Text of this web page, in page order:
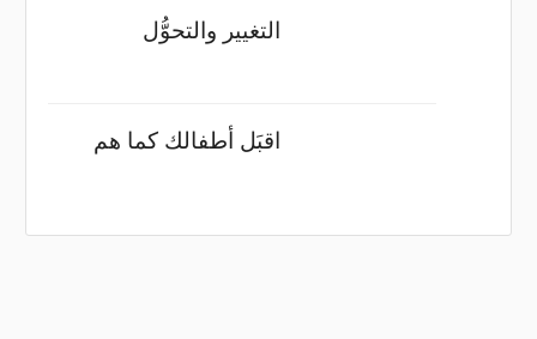
التغيير والتحوُّل
اقبَل أطفالك كما هم